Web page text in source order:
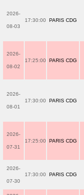
2026-
08-03
17:30:00 PARIS CDG
2026-
08-02
17:25:00 PARIS CDG
2026-
08-01
17:30:00 PARIS CDG
2026-
07-31
17:25:00 PARIS CDG
2026-
07-30
17:30:00 PARIS CDG